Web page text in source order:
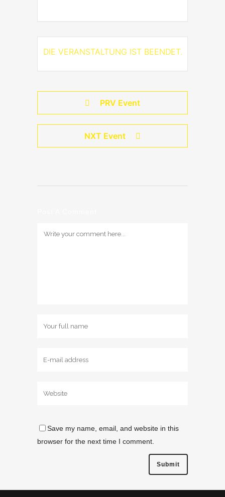
DIE VERANSTALTUNG IST BEENDET.
PRV Event
NXT Event
Save my name, email, and website in this
browser for the next time I comment.